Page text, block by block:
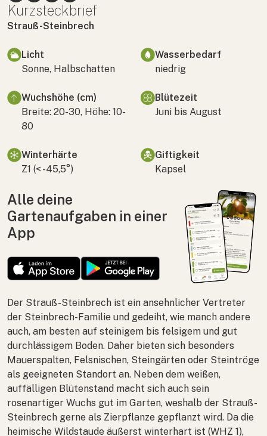
Kurzsteckbrief
Strauß-Steinbrech
Licht
Sonne, Halbschatten
Wasserbedarf
niedrig
Wuchshöhe (cm)
Breite: 20-30, Höhe: 10-
80
Blütezeit
Juni bis August
Winterhärte
Z1 (< -45,5°)
Giftigkeit
Kapsel
Alle deine
Gartenaufgaben in einer
App
Der Strauß-Steinbrech ist ein ansehnlicher Vertreter
der Steinbrech-Familie und gedeiht, wie manch andere
auch, am besten auf steinigem bis felsigem und gut
durchlässigem Boden. Daher bieten sich besonders
Mauerspalten, Felsnischen, Steingärten oder Steintröge
als geeigneten Standort an. Neben dem weißen,
auffälligen Blütenstand macht sich auch sein
rosenartiger Wuchs gut im Garten, weshalb der Strauß-
Steinbrech gerne als Zierpflanze gepflanzt wird. Da die
heimische Wildstaude äußerst winterhart ist (WHZ 1),